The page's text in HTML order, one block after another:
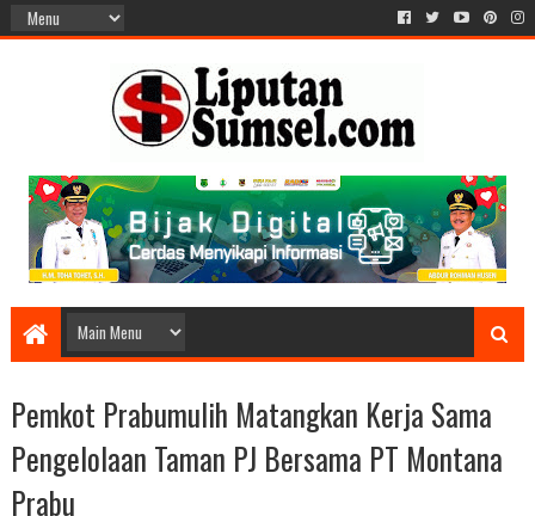
Pemkot Prabumulih Matangkan Kerja Sama
Pengelolaan Taman PJ Bersama PT Montana
Prabu